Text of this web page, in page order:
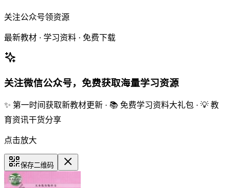
关注公众号领资源
最新教材 · 学习资料 · 免费下载
关注微信公众号，免费获取海量学习资源
✨ 第一时间获取新教材更新 · 📚 免费学习资料大礼包 · 💡 教
育资讯干货分享
点击放大
保存二维码